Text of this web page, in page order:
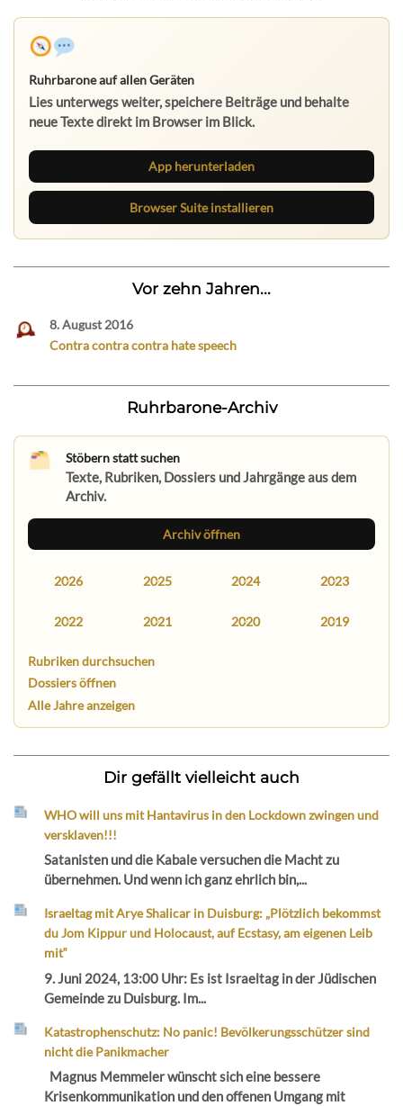
Ruhrbarone auf allen Geräten
Lies unterwegs weiter, speichere Beiträge und behalte
neue Texte direkt im Browser im Blick.
App herunterladen
Browser Suite installieren
Vor zehn Jahren...
8. August 2016
Contra contra contra hate speech
Ruhrbarone-Archiv
Stöbern statt suchen
Texte, Rubriken, Dossiers und Jahrgänge aus dem
Archiv.
Archiv öffnen
2026 2025 2024 2023
2022 2021 2020 2019
Rubriken durchsuchen
Dossiers öffnen
Alle Jahre anzeigen
Dir gefällt vielleicht auch
WHO will uns mit Hantavirus in den Lockdown zwingen und
versklaven!!!
Satanisten und die Kabale versuchen die Macht zu
übernehmen. Und wenn ich ganz ehrlich bin,...
Israeltag mit Arye Shalicar in Duisburg: „Plötzlich bekommst
du Jom Kippur und Holocaust, auf Ecstasy, am eigenen Leib
mit“
9. Juni 2024, 13:00 Uhr: Es ist Israeltag in der Jüdischen
Gemeinde zu Duisburg. Im...
Katastrophenschutz: No panic! Bevölkerungsschützer sind
nicht die Panikmacher
Magnus Memmeler wünscht sich eine bessere
Krisenkommunikation und den offenen Umgang mit